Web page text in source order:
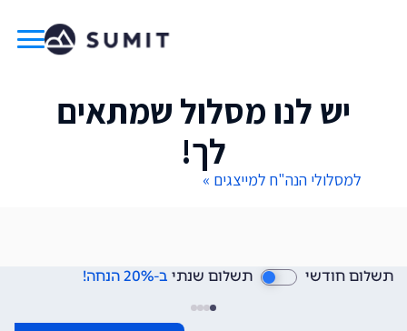
יש לנו מסלול שמתאים
לך!
למסלולי הנה"ח למייצגים »